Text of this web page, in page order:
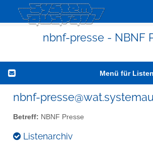
nbnf-presse - NBNF
Menü für
nbnf-
Betreff: NBNF Presse
Listenarchiv